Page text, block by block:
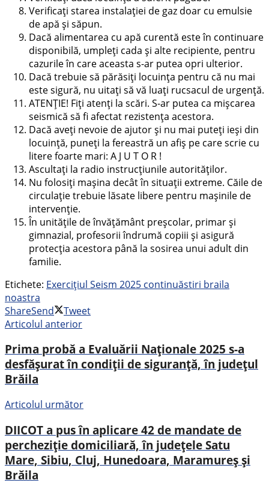
Verificaţi starea instalaţiei de gaz doar cu emulsie
de apă şi săpun.
Dacă alimentarea cu apă curentă este în continuare
disponibilă, umpleţi cada şi alte recipiente, pentru
cazurile în care aceasta s-ar putea opri ulterior.
Dacă trebuie să părăsiţi locuinţa pentru că nu mai
este sigură, nu uitaţi să vă luaţi rucsacul de urgenţă.
ATENŢIE! Fiţi atenţi la scări. S-ar putea ca mişcarea
seismică să fi afectat rezistenţa acestora.
Dacă aveţi nevoie de ajutor şi nu mai puteţi ieşi din
locuinţă, puneţi la fereastră un afiş pe care scrie cu
litere foarte mari: A J U T O R !
Ascultaţi la radio instrucţiunile autorităţilor.
Nu folosiţi maşina decât în situaţii extreme. Căile de
circulaţie trebuie lăsate libere pentru maşinile de
intervenţie.
În unităţile de învăţământ preşcolar, primar şi
gimnazial, profesorii îndrumă copiii şi asigură
protecţia acestora până la sosirea unui adult din
familie.
Etichete: Exercițiul Seism 2025 continuăstiri braila
noastra
ShareSend
Tweet
Articolul anterior
Prima probă a Evaluării Naționale 2025 s-a
desfășurat în condiții de siguranță, în județul
Brăila
Articolul următor
DIICOT a pus în aplicare 42 de mandate de
percheziție domiciliară, în județele Satu
Mare, Sibiu, Cluj, Hunedoara, Maramureș și
Brăila